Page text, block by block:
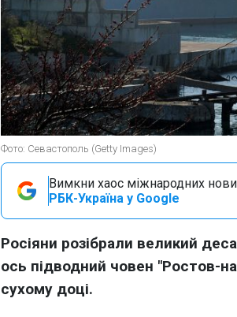
Фото: Севастополь (Getty Images)
Вимкни хаос міжнародних
РБК-Україна у Google
Росіяни розібрали великий
ось підводний човен "Ростов-
сухому доці.